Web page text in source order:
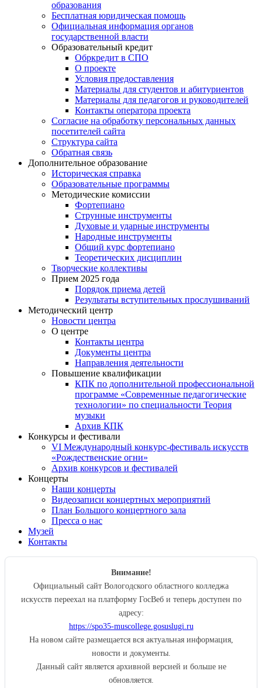
образования
Бесплатная юридическая помощь
Официальная информация органов
государственной власти
Образовательный кредит
Обркредит в СПО
О проекте
Условия предоставления
Материалы для студентов и абитуриентов
Материалы для педагогов и руководителей
Контакты оператора проекта
Согласие на обработку персональных данных
посетителей сайта
Структура сайта
Обратная связь
Дополнительное образование
Историческая справка
Образовательные программы
Методические комиссии
Фортепиано
Струнные инструменты
Духовые и ударные инструменты
Народные инструменты
Общий курс фортепиано
Теоретических дисциплин
Творческие коллективы
Прием 2025 года
Порядок приема детей
Результаты вступительных прослушиваний
Методический центр
Новости центра
О центре
Контакты центра
Документы центра
Направления деятельности
Повышение квалификации
КПК по дополнительной профессиональной
программе «Современные педагогические
технологии» по специальности Теория
музыки
Архив КПК
Конкурсы и фестивали
VI Международный конкурс-фестиваль искусств
«Рождественские огни»
Архив конкурсов и фестивалей
Концерты
Наши концерты
Видеозаписи концертных мероприятий
План Большого концертного зала
Пресса о нас
Музей
Контакты
Внимание!
Официальный сайт Вологодского областного колледжа
искусств переехал на платформу ГосВеб и теперь доступен по
адресу:
https://spo35-muscollege.gosuslugi.ru
На новом сайте размещается вся актуальная информация,
новости и документы.
Данный сайт является архивной версией и больше не
обновляется.